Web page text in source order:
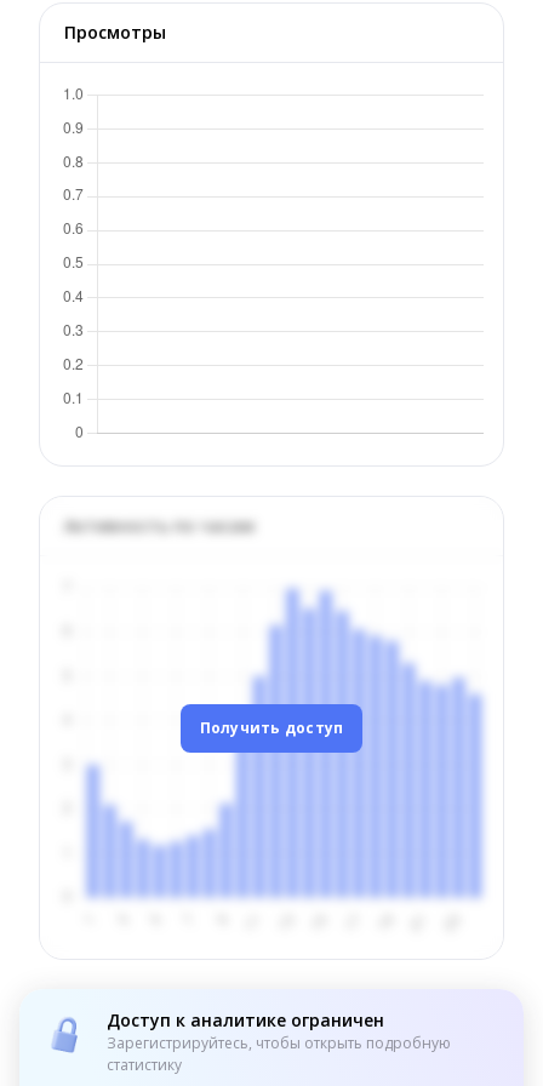
Просмотры
Активность по часам
Получить доступ
Доступ к аналитике ограничен
Зарегистрируйтесь, чтобы открыть подробную
статистику